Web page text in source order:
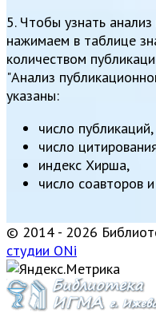
5. Чтобы узнать
нажимаем в таблице
количеством
"Анализ
указаны:
число публикаций,
число
индекс Хирша,
число соавторов
© 2014 - 2026
студии ONi